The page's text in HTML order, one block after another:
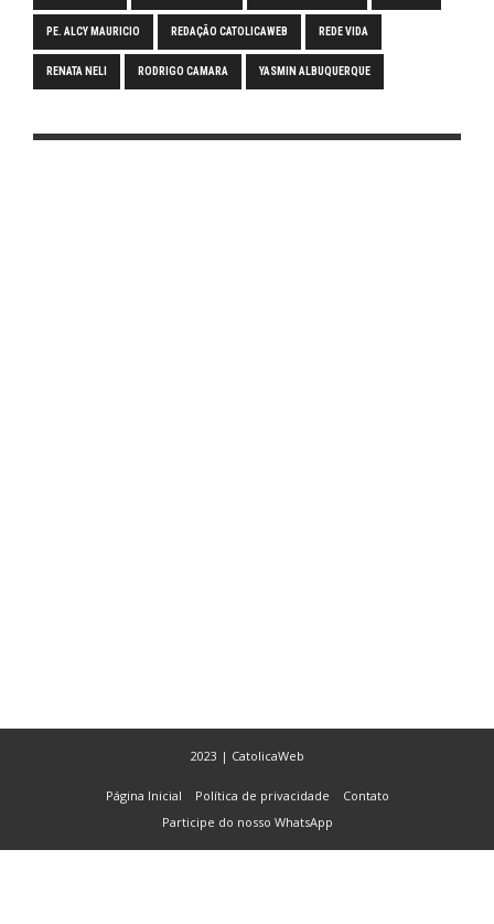
PE. ALCY MAURICIO REDAÇÃO CATOLICAWEB REDE VIDA
RENATA NELI RODRIGO CAMARA YASMIN ALBUQUERQUE
2023 | CatolicaWeb
Página Inicial Política de privacidade
Contato
Participe do nosso WhatsApp